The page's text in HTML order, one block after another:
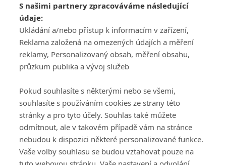
S našimi partnery zpracováváme následující
údaje:
Ukládání a/nebo přístup k informacím v zařízení,
Reklama založená na omezených údajích a měření
reklamy, Personalizovaný obsah, měření obsahu,
průzkum publika a vývoj služeb
Pokud souhlasíte s některými nebo se všemi,
souhlasíte s používáním cookies ze strany této
stránky a pro tyto účely. Souhlas také můžete
odmítnout, ale v takovém případě vám na stránce
nebudou k dispozici některé personalizované funkce.
Vaše volby souhlasu se budou vztahovat pouze na
Všeobecné obchodní
podmínky služby
GolfExtra.cz Premium
Podmínky zpracování
osobních údajů při
GolfExtra
Ceník GolfExtra.cz
Premium
Doporučené odkazy
ATV CZ, s.r.o.
140 00 Praha 4